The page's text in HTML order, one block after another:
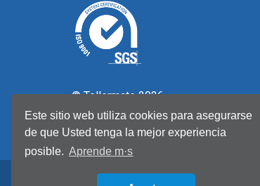
Este sitio web utiliza cookies para asegurarse
de que Usted tenga la mejor experiencia
posible. Aprende m·s
© Tellermate 2026